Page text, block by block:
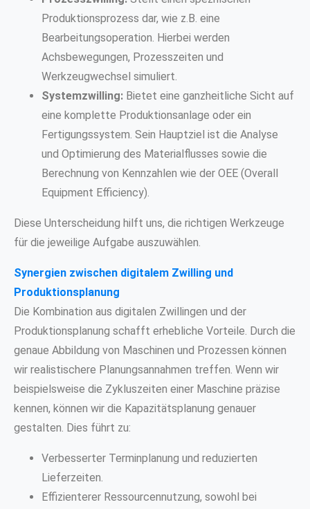
Produktionsprozess dar, wie z.B. eine
Bearbeitungsoperation. Hierbei werden
Achsbewegungen, Prozesszeiten und
Werkzeugwechsel simuliert.
Systemzwilling: Bietet eine ganzheitliche Sicht auf
eine komplette Produktionsanlage oder ein
Fertigungssystem. Sein Hauptziel ist die Analyse
und Optimierung des Materialflusses sowie die
Berechnung von Kennzahlen wie der OEE (Overall
Equipment Efficiency).
Diese Unterscheidung hilft uns, die richtigen Werkzeuge
für die jeweilige Aufgabe auszuwählen.
Synergien zwischen digitalem Zwilling und
Produktionsplanung
Die Kombination aus digitalen Zwillingen und der
Produktionsplanung schafft erhebliche Vorteile. Durch die
genaue Abbildung von Maschinen und Prozessen können
wir realistischere Planungsannahmen treffen. Wenn wir
beispielsweise die Zykluszeiten einer Maschine präzise
kennen, können wir die Kapazitätsplanung genauer
gestalten. Dies führt zu:
Verbesserter Terminplanung und reduzierten
Lieferzeiten.
Effizienterer Ressourcennutzung, sowohl bei